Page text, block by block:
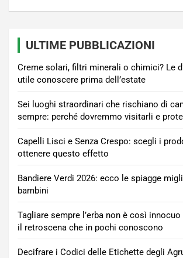
ULTIME PUBBLICAZIONI
Creme solari, filtri minerali o chimici? Le
utile conoscere prima dell’estate
Sei luoghi straordinari che rischiano di
sempre: perché dovremmo visitarli e
Capelli Lisci e Senza Crespo: scegli i
ottenere questo effetto
Bandiere Verdi 2026: ecco le spiagge
bambini
Tagliare sempre l’erba non è così
il retroscena che in pochi conoscono
Decifrare i Codici delle Etichette degli